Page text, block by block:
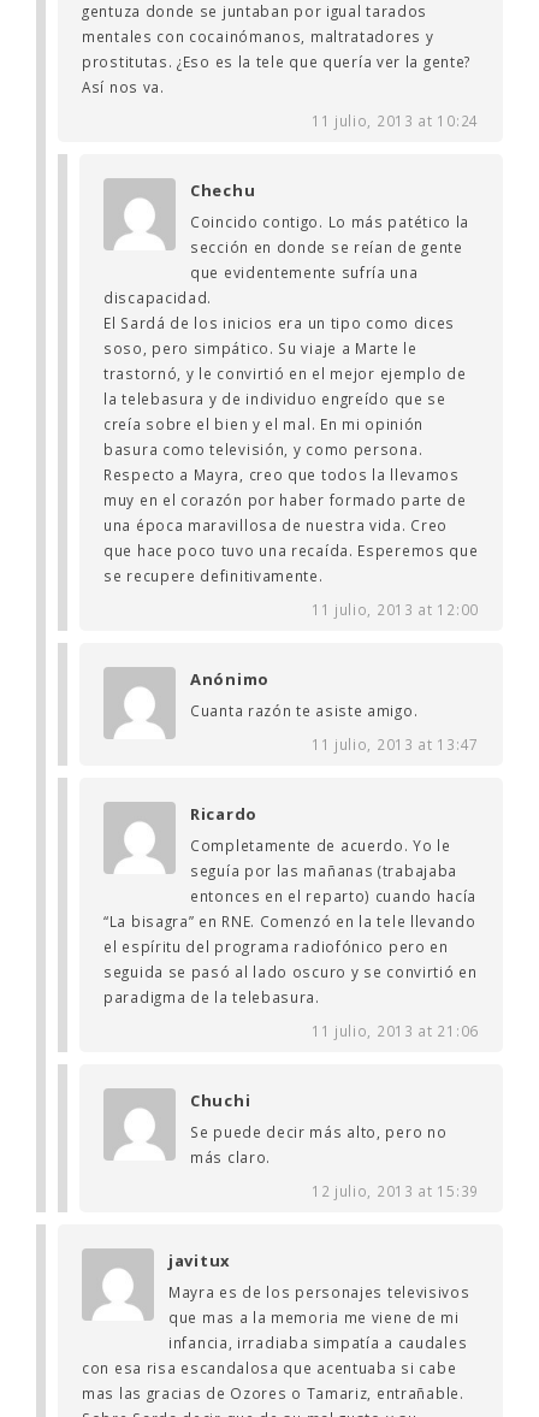
gentuza donde se juntaban por igual tarados
mentales con cocainómanos, maltratadores y
prostitutas. ¿Eso es la tele que quería ver la gente?
Así nos va.
11 julio, 2013 at 10:24
Chechu
Coincido contigo. Lo más patético la
sección en donde se reían de gente
que evidentemente sufría una
discapacidad.
El Sardá de los inicios era un tipo como dices
soso, pero simpático. Su viaje a Marte le
trastornó, y le convirtió en el mejor ejemplo de
la telebasura y de individuo engreído que se
creía sobre el bien y el mal. En mi opinión
basura como televisión, y como persona.
Respecto a Mayra, creo que todos la llevamos
muy en el corazón por haber formado parte de
una época maravillosa de nuestra vida. Creo
que hace poco tuvo una recaída. Esperemos que
se recupere definitivamente.
11 julio, 2013 at 12:00
Anónimo
Cuanta razón te asiste amigo.
11 julio, 2013 at 13:47
Ricardo
Completamente de acuerdo. Yo le
seguía por las mañanas (trabajaba
entonces en el reparto) cuando hacía
“La bisagra” en RNE. Comenzó en la tele llevando
el espíritu del programa radiofónico pero en
seguida se pasó al lado oscuro y se convirtió en
paradigma de la telebasura.
11 julio, 2013 at 21:06
Chuchi
Se puede decir más alto, pero no
más claro.
12 julio, 2013 at 15:39
javitux
Mayra es de los personajes televisivos
que mas a la memoria me viene de mi
infancia, irradiaba simpatía a caudales
con esa risa escandalosa que acentuaba si cabe
mas las gracias de Ozores o Tamariz, entrañable.